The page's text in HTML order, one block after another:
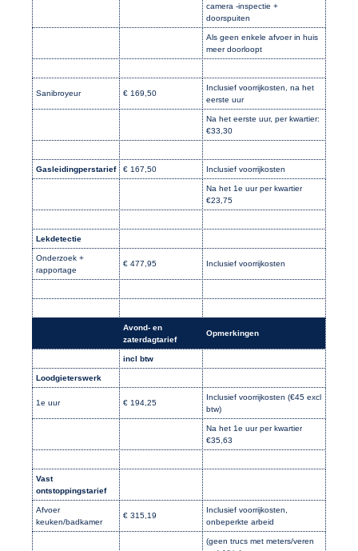
camera -inspectie +
doorspuiten
Als geen enkele afvoer in huis
meer doorloopt
Sanibroyeur € 169,50
Inclusief voorrijkosten, na het
eerste uur
Na het eerste uur, per kwartier:
€33,30
Gasleidingperstarief € 167,50 Inclusief voorrijkosten
Na het 1e uur per kwartier
€23,75
Lekdetectie
Onderzoek +
rapportage
€ 477,95 Inclusief voorrijkosten
Avond- en
zaterdagtarief
Opmerkingen
incl btw
Loodgieterswerk
1e uur € 194,25
Inclusief voorrijkosten (€45 excl
btw)
Na het 1e uur per kwartier
€35,63
Vast
ontstoppingstarief
Afvoer
keuken/badkamer
€ 315,19
Inclusief voorrijkosten,
onbeperkte arbeid
(geen trucs met meters/veren